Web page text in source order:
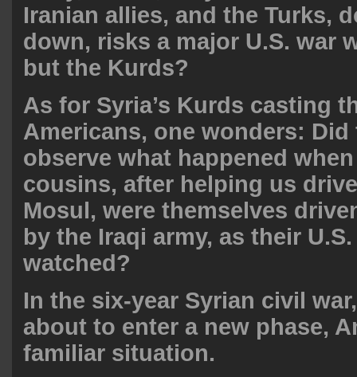
Iranian allies, and the Turks,
down, risks a major U.S. war
but the Kurds?
As for Syria’s Kurds casting
Americans, one wonders:
observe what happened
cousins, after helping us
Mosul, were themselves
by the Iraqi army, as their
watched?
In the six-year Syrian civil
about to enter a new phase,
familiar situation.